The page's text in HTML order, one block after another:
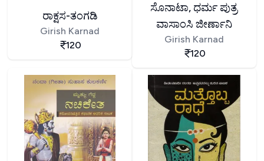
ರಾಕ್ಷಸ-ತಂಗಡಿ
Girish Karnad
120
ಸೊನಾಟಾ, ಧರ್ಮ ಪುತ್ರ
ವಾಸಾಂಸಿ ಜೀರ್ಣಾನಿ
Girish Karnad
120